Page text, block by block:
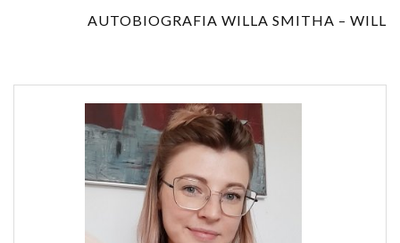
AUTOBIOGRAFIA WILLA SMITHA – WILL